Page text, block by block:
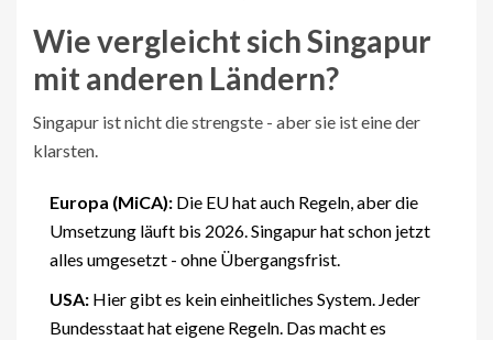
Wie vergleicht sich Singapur
mit anderen Ländern?
Singapur ist nicht die strengste - aber sie ist eine der
klarsten.
Europa (MiCA): Die EU hat auch Regeln, aber die
Umsetzung läuft bis 2026. Singapur hat schon jetzt
alles umgesetzt - ohne Übergangsfrist.
USA: Hier gibt es kein einheitliches System. Jeder
Bundesstaat hat eigene Regeln. Das macht es